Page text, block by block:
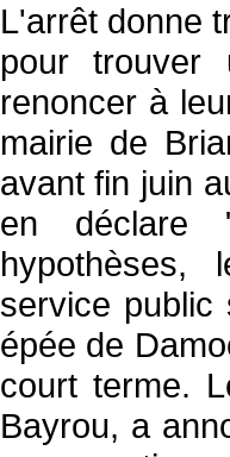
L'arrêt donne
pour trouver
renoncer à
mairie de
avant fin juin
en déclare
service public
épée de
court terme.
Bayrou, a